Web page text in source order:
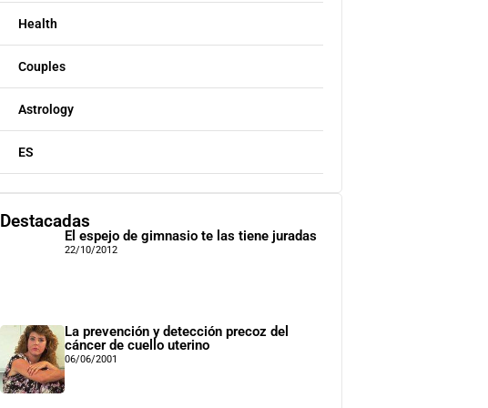
Health
Couples
Astrology
ES
Destacadas
El espejo de gimnasio te las tiene juradas
22/10/2012
La prevención y detección precoz del
cáncer de cuello uterino
06/06/2001